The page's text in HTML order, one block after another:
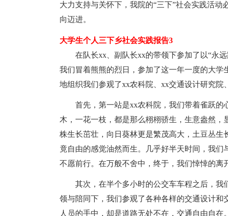
大力支持与关怀下，我院的“三下”社会实践活
向迈进。
大学生个人三下乡社会实践报告3
在队长xx、副队长xx的带领下参加了以“永远
我们冒着熊熊的烈日，参加了这一年一度的大学
地组织我们参观了xx农科院、xx交通设计研究院
首先，第一站是xx农科院，我们带着雀跃的
木，一花一枝，都是那么栩栩骄生，生意盎然
株生长茁壮，向日葵林更是繁茂高大，土豆丛
竟自由的感觉油然而生。几乎好半天时间，我
不愿前行。在万般不舍中，终于，我们悻悻的离
其次，在半个多小时的公交车车程之后，我
领与陪同下，我们参观了各种各样的交通设计
人员的手中，却是道路无处不在，交通自由自